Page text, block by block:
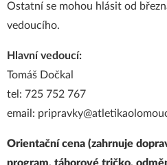
Ostatní se mohou hlásit od
vedoucího.
Hlavní vedoucí:
Tomáš Dočkal
tel: 725 752 767
email:
Orientační cena (zahrnuje